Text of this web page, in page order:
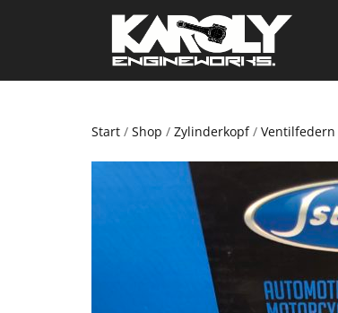
Start / Shop / Zylinderkopf/ Ventilfedern